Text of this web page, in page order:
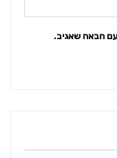
הבאה שאגיב.